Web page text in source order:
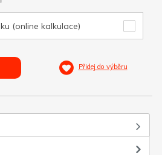
(online kalkulace)
Přidej do výběru